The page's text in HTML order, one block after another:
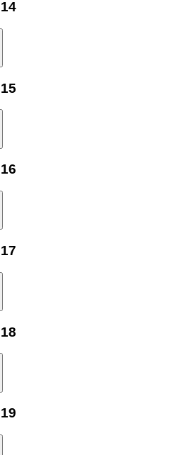
14
15
16
17
18
19